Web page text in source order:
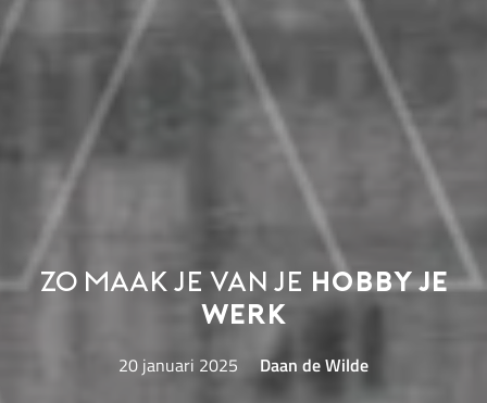
Zo maak je van je hobby je
werk
20 januari 2025 Daan de Wilde